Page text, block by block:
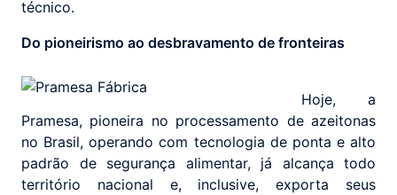
técnico.
Do pioneirismo ao desbravamento de fronteiras
Hoje, a
Pramesa, pioneira no processamento de azeitonas
no Brasil, operando com tecnologia de ponta e alto
padrão de segurança alimentar, já alcança todo
território nacional e, inclusive, exporta seus